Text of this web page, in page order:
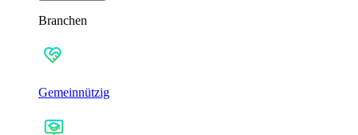
Branchen
Gemeinnützig